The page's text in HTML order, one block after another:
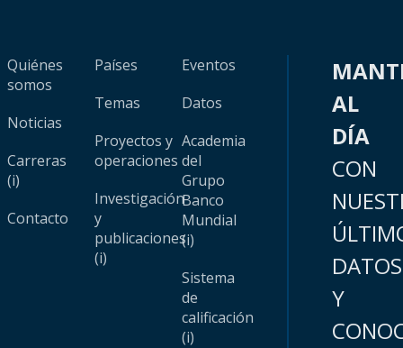
Quiénes
somos
Noticias
Carreras
(i)
Contacto
Países
Temas
Proyectos y
operaciones
Investigación
y
publicaciones
(i)
Eventos
Datos
Academia
del
Grupo
Banco
Mundial
(i)
Sistema
de
calificación
(i)
AL
DÍA
CON
DATOS
Y